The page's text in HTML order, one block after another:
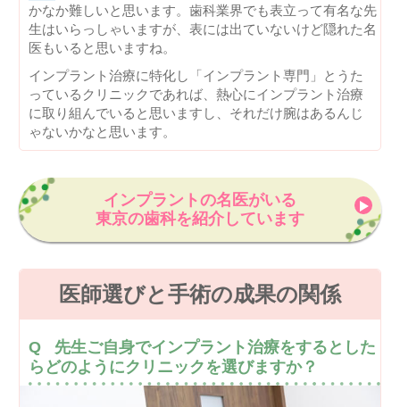
かなか難しいと思います。歯科業界でも表立って有名な先
生はいらっしゃいますが、表には出ていないけど隠れた名
医もいると思いますね。
インプラント治療に特化し「インプラント専門」とうた
っているクリニックであれば、熱心にインプラント治療
に取り組んでいると思いますし、それだけ腕はあるんじ
ゃないかなと思います。
インプラントの名医がいる
東京の歯科を紹介しています
医師選びと手術の成果の関係
先生ご自身でインプラント治療をするとした
らどのようにクリニックを選びますか？